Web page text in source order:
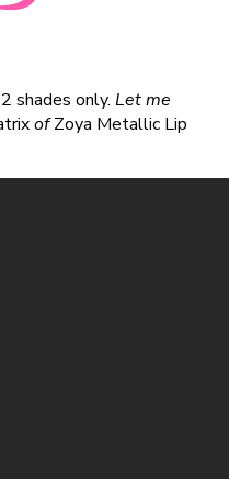
shades only. Let me
ofZoya Metallic Lip